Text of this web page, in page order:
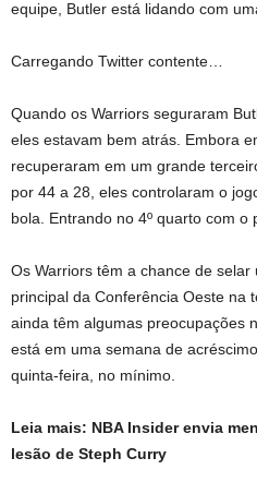
equipe, Butler está lidando com
Carregando Twitter contente…
Quando os Warriors seguraram
eles estavam bem atrás. Embora
recuperaram em um grande
por 44 a 28, eles controlaram o
bola. Entrando no 4º quarto com o
Os Warriors têm a chance de
principal da Conferência Oeste na
ainda têm algumas preocupações
está em uma semana de
quinta-feira, no mínimo.
Leia mais: NBA Insider envia
lesão de Steph Curry